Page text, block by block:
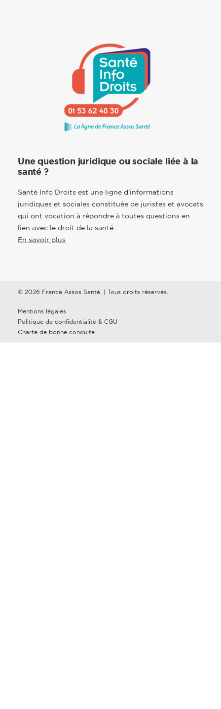
Une question juridique ou sociale liée à la
santé ?
Santé Info Droits est une ligne d’informations
juridiques et sociales constituée de juristes et avocats
qui ont vocation à répondre à toutes questions en
lien avec le droit de la santé.
En savoir plus
© 2026 France Assos Santé. | Tous droits réservés.
Mentions légales
Politique de confidentialité & CGU
Charte de bonne conduite